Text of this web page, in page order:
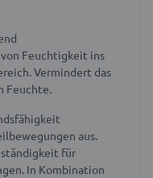
Feuchtigkeit ins
Vermindert das
Feuchte.
aus.
für
In Kombination